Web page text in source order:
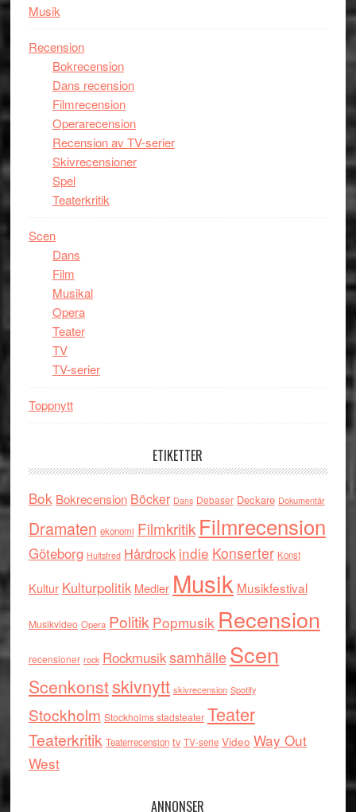
Musik
Recension
Bokrecension
Dans recension
Filmrecension
Operarecension
Recension av TV-serier
Skivrecensioner
Spel
Teaterkritik
Scen
Dans
Film
Musikal
Opera
Teater
TV
TV-serier
Toppnytt
ETIKETTER
Bok Bokrecension Böcker Dans Debaser Deckare Dokumentär
Dramaten ekonomi Filmkritik Filmrecension
Göteborg Hultsfred Hårdrock indie Konserter Konst
Kultur Kulturpolitik Medier Musik Musikfestival
Musikvideo Opera Politik Popmusik Recension
recensioner rock RockmusiksamhälleScen
Scenkonstskivnytt skivrecension Spotify
Stockholm Stockholms stadsteater Teater
Teaterkritik Teaterrecension tv TV-serie Video Way Out
West
ANNONSER